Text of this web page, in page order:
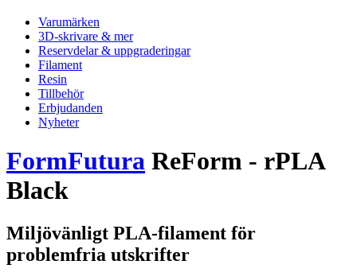
Varumärken
3D-skrivare & mer
Reservdelar & uppgraderingar
Filament
Resin
Tillbehör
Erbjudanden
Nyheter
FormFutura ReForm - rPLA
Black
Miljövänligt PLA-filament för
problemfria utskrifter